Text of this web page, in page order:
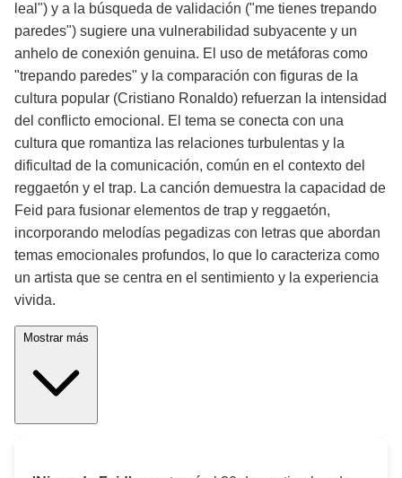
leal") y a la búsqueda de validación ("me tienes trepando
paredes") sugiere una vulnerabilidad subyacente y un
anhelo de conexión genuina. El uso de metáforas como
"trepando paredes" y la comparación con figuras de la
cultura popular (Cristiano Ronaldo) refuerzan la intensidad
del conflicto emocional. El tema se conecta con una
cultura que romantiza las relaciones turbulentas y la
dificultad de la comunicación, común en el contexto del
reggaetón y el trap. La canción demuestra la capacidad de
Feid para fusionar elementos de trap y reggaetón,
incorporando melodías pegadizas con letras que abordan
temas emocionales profundos, lo que lo caracteriza como
un artista que se centra en el sentimiento y la experiencia
vivida.